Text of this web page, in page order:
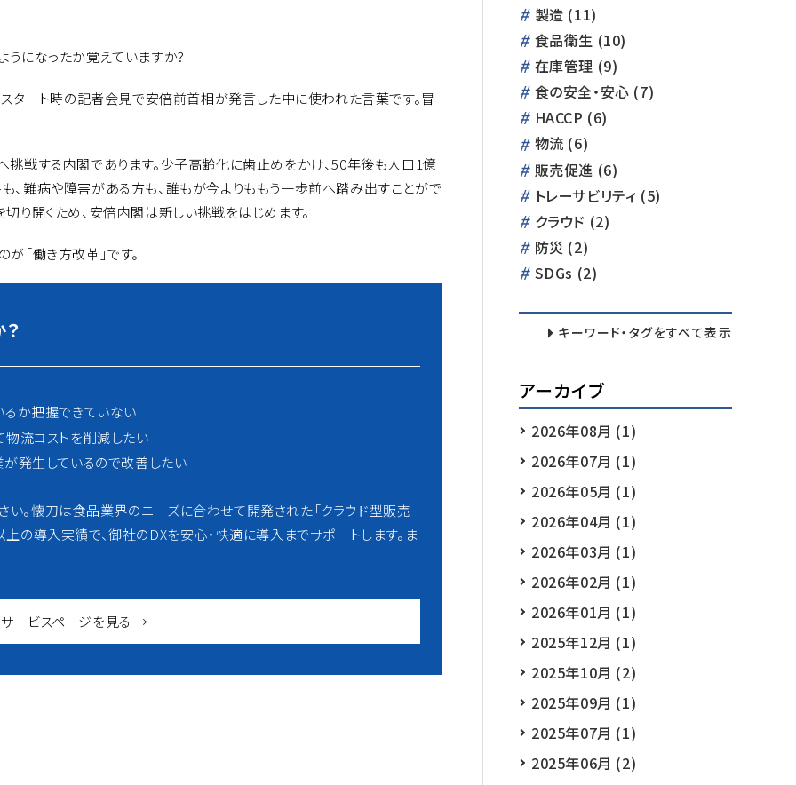
うになったか覚えていますか?
ート時の記者会見で安倍前首相が発言した中に使われた言葉です。冒
挑戦する内閣であります。少子高齢化に歯止めをかけ、50年後も人口1億
、難病や障害がある方も、誰もが今よりももう一歩前へ踏み出すことがで
り開くため、安倍内閣は新しい挑戦をはじめます。」
「働き方改革」です。
か把握できていない
流コストを削減したい
発生しているので改善したい
い。懐刀は食品業界のニーズに合わせて開発された「クラウド型販売
の導入実績で、御社のDXを安心・快適に導入までサポートします。ま
サービスページを見る →
製造 (11)
食品衛生 (10)
在庫管理 (9)
食の安全・安心 (7)
HACCP (6)
物流 (6)
販売促進 (6)
トレーサビリティ (5)
クラウド (2)
防災 (2)
SDGs (2)
キーワード・タグをすべて表示
アーカイブ
2026年08月 (1)
2026年07月 (1)
2026年05月 (1)
2026年04月 (1)
2026年03月 (1)
2026年02月 (1)
2026年01月 (1)
2025年12月 (1)
2025年10月 (2)
2025年09月 (1)
2025年07月 (1)
2025年06月 (2)